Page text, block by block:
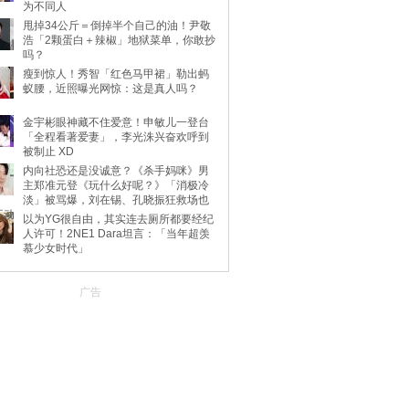
为不同人
甩掉34公斤＝倒掉半个自己的油！尹敬
浩「2颗蛋白＋辣椒」地狱菜单，你敢抄
吗？
瘦到惊人！秀智「红色马甲裙」勒出蚂
蚁腰，近照曝光网惊：这是真人吗？
金宇彬眼神藏不住爱意！申敏儿一登台
「全程看著爱妻」，李光洙兴奋欢呼到
被制止 XD
内向社恐还是没诚意？《杀手妈咪》男
主郑准元登《玩什么好呢？》「消极冷
淡」被骂爆，刘在锡、孔晓振狂救场也
动
以为YG很自由，其实连去厕所都要经纪
人许可！2NE1 Dara坦言：「当年超羡
慕少女时代」
广告